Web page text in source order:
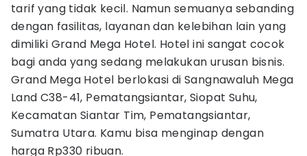
tarif yang tidak kecil. Namun semuanya sebanding
dengan fasilitas, layanan dan kelebihan lain yang
dimiliki Grand Mega Hotel. Hotel ini sangat cocok
bagi anda yang sedang melakukan urusan bisnis.
Grand Mega Hotel berlokasi di Sangnawaluh Mega
Land C38-41, Pematangsiantar, Siopat Suhu,
Kecamatan Siantar Tim, Pematangsiantar,
Sumatra Utara. Kamu bisa menginap dengan
harga Rp330 ribuan.